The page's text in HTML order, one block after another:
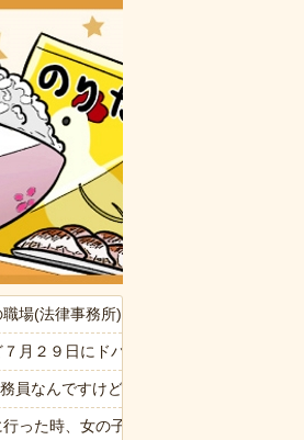
！旦那様の為に家事をしろ！」夫が
取るか→結局遺産を全て弟に相続する
た腹いせ→滅多に怒らない嫁が子供に
場(法律事務所)に乗り込んできた 堂々
月２９日にドバッと鮮血でたから生理か
員なんですけど、嫁が子供連れて家出
った時、女の子が生まれるという赤い